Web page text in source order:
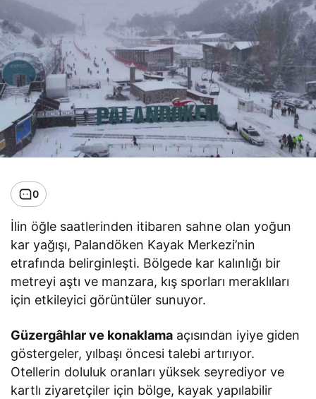
0
İlin öğle saatlerinden itibaren sahne olan yoğun
kar yağışı, Palandöken Kayak Merkezi’nin
etrafında belirginleşti. Bölgede kar kalınlığı bir
metreyi aştı ve manzara, kış sporları meraklıları
için etkileyici görüntüler sunuyor.
Güzergâhlar ve konaklama açısından iyiye giden
göstergeler, yılbaşı öncesi talebi artırıyor.
Otellerin doluluk oranları yüksek seyrediyor ve
kartlı ziyaretçiler için bölge, kayak yapılabilir